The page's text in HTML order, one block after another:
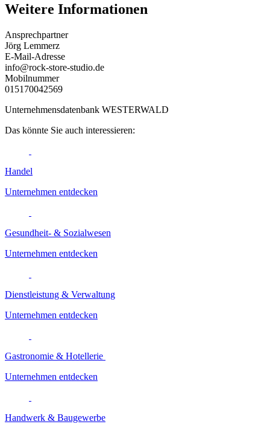
Weitere Informationen
Ansprechpartner
Jörg Lemmerz
E-Mail-Adresse
info@rock-store-studio.de
Mobilnummer
015170042569
Unternehmensdatenbank WESTERWALD
Das könnte Sie auch interessieren:
Handel
Unternehmen entdecken
Gesundheit- & Sozialwesen
Unternehmen entdecken
Dienstleistung & Verwaltung
Unternehmen entdecken
Gastronomie & Hotellerie
Unternehmen entdecken
Handwerk & Baugewerbe